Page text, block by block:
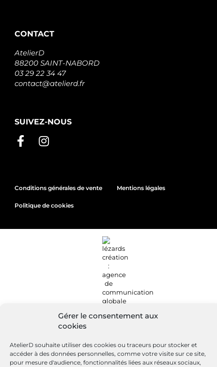
Gérer le consentement aux
cookies
AtelierD souhaite utiliser des cookies ou traceurs pour stocker et
accéder à des données personnelles, comme votre visite sur ce site,
pour mesure d'audience, fonctionnalités liées aux réseaux sociaux,
CONTACT
AtelierD
88200 SAINT-NABORD
03 29 22 34 47
contact@atelierd.fr
SUIVEZ-NOUS
Conditions générales de vente Mentions légales
Politique de cookies
Site réalisé par LézardsCréation